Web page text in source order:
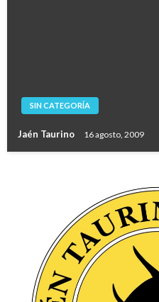
SIN CATEGORÍA
Jaén Taurino 16 agosto, 2009